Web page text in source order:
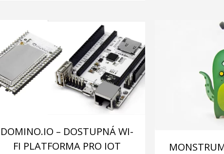
DOMINO.IO – DOSTUPNÁ WI-
FI PLATFORMA PRO IOT